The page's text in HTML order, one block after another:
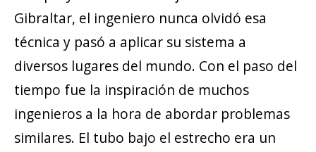
Gibraltar, el ingeniero nunca olvidó esa
técnica y pasó a aplicar su sistema a
diversos lugares del mundo. Con el paso del
tiempo fue la inspiración de muchos
ingenieros a la hora de abordar problemas
similares. El tubo bajo el estrecho era un